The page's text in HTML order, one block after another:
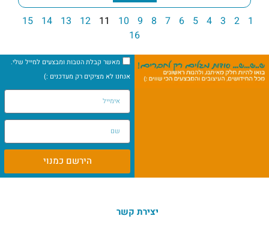
1
2
3
4
5
6
7
8
9
10
11
12
13
14
15
16
מאשר קבלת הטבות ומבצעים למייל שלי.
אנחנו לא מציקים רק מעדכנים :)
הירשם כמנוי
יצירת קשר